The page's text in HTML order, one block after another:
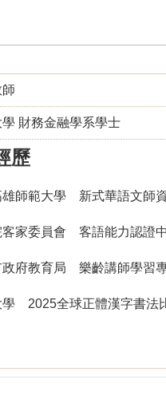
財務金融學系學士
歷
雄師範大學 新式華語文師
家委員會 客語能力認證中
政府教育局 樂齡講師學習
學 2025全球正體漢字書法